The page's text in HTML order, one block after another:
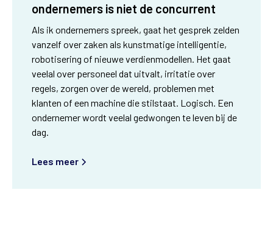
ondernemers is niet de concurrent
Als ik ondernemers spreek, gaat het gesprek zelden
vanzelf over zaken als kunstmatige intelligentie,
robotisering of nieuwe verdienmodellen. Het gaat
veelal over personeel dat uitvalt, irritatie over
regels, zorgen over de wereld, problemen met
klanten of een machine die stilstaat. Logisch. Een
ondernemer wordt veelal gedwongen te leven bij de
dag.
Lees meer